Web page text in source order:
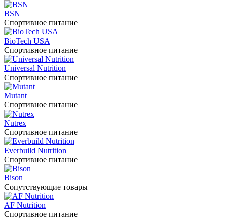
BSN
Спортивное питание
BioTech USA
Спортивное питание
Universal Nutrition
Спортивное питание
Mutant
Спортивное питание
Nutrex
Спортивное питание
Everbuild Nutrition
Спортивное питание
Bison
Сопутствующие товары
AF Nutrition
Спортивное питание